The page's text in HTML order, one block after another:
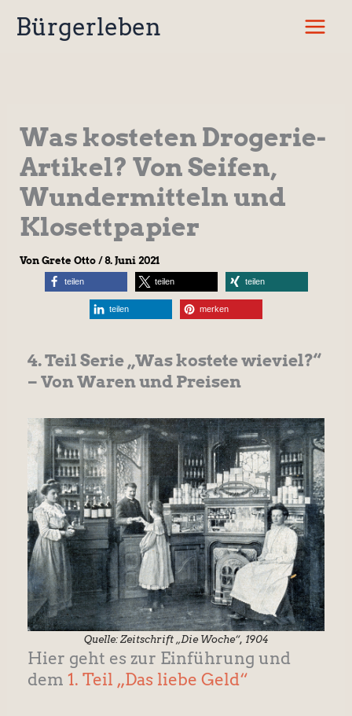
InhaltBürgerleben
Was kosteten Drogerie-
Artikel? Von Seifen,
Wundermitteln und
Klosettpapier
Von Grete Otto /8. Juni 2021
teilen teilen teilen
teilen merken
4. Teil Serie „Was kostete wieviel?“
– Von Waren und Preisen
Quelle: Zeitschrift „Die Woche“, 1904
Hier geht es zur Einführung und
dem 1. Teil „Das liebe Geld“